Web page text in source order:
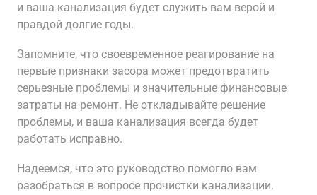
и ваша канализация будет служить вам верой и
правдой долгие годы.
Запомните, что своевременное реагирование на
первые признаки засора может предотвратить
серьезные проблемы и значительные финансовые
затраты на ремонт. Не откладывайте решение
проблемы, и ваша канализация всегда будет
работать исправно.
Надеемся, что это руководство помогло вам
разобраться в вопросе прочистки канализации.